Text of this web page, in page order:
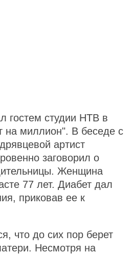
студии НТВ в
на миллион". В беседе с
артист
заговорил о
Женщина
77 лет. Диабет дал
приковав ее к
что до сих пор берет
Несмотря на